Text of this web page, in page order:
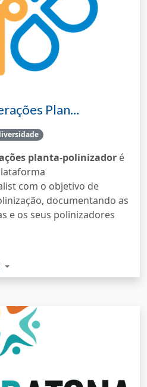
Plan…
planta-polinizador é
com o objetivo de
documentando as
e os seus polinizadores